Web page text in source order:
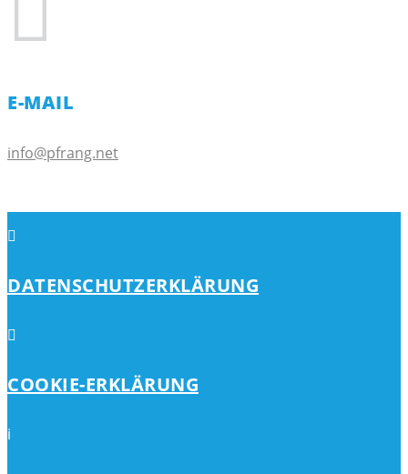
E-MAIL
info@pfrang.net

DATENSCHUTZERKLÄRUNG

COOKIE-ERKLÄRUNG
i